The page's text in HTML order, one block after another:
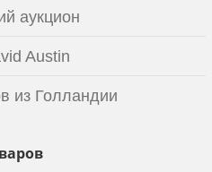
аукцион
Austin
из Голландии